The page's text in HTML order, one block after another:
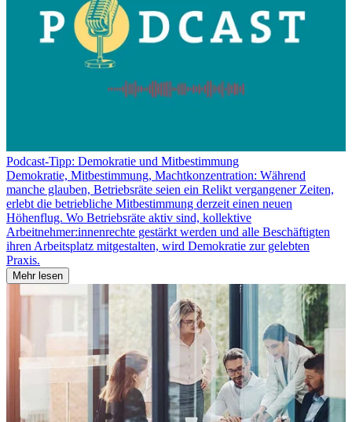
Podcast-Tipp: Demokratie und Mitbestimmung
Demokratie, Mitbestimmung, Machtkonzentration: Während
manche glauben, Betriebsräte seien ein Relikt vergangener Zeiten,
erlebt die betriebliche Mitbestimmung derzeit einen neuen
Höhenflug. Wo Betriebsräte aktiv sind, kollektive
Arbeitnehmer:innenrechte gestärkt werden und alle Beschäftigten
ihren Arbeitsplatz mitgestalten, wird Demokratie zur gelebten
Praxis.
Mehr lesen